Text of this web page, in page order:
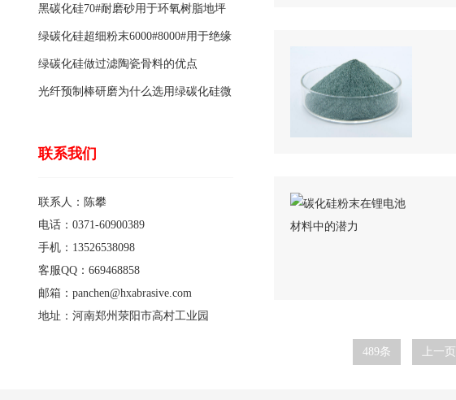
黑碳化硅70#耐磨砂用于环氧树脂地坪
骨料的特点有哪些？
绿碳化硅超细粉末6000#8000#用于绝缘
涂料的优点
绿碳化硅做过滤陶瓷骨料的优点
光纤预制棒研磨为什么选用绿碳化硅微
联系我们
联系人：陈攀
电话：0371-60900389
手机：13526538098
客服QQ：669468858
邮箱：panchen@hxabrasive.com
地址：河南郑州荥阳市高村工业园
489条 上一页